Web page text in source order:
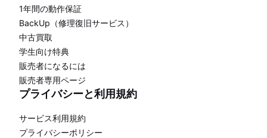
1年間の動作保証
BackUp（修理復旧サービス）
中古買取
学生向け特典
販売者になるには
販売者専用ページ
プライバシーと利用規約
サービス利用規約
プライバシーポリシー